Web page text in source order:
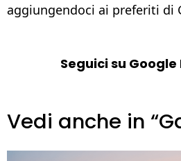
aggiungendoci ai preferiti di
Seguici su Google
Vedi anche in